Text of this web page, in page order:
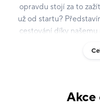
opravdu stojí za to
už od startu?
cestování díky
Jsme největší
zaměstnanců, aAkce